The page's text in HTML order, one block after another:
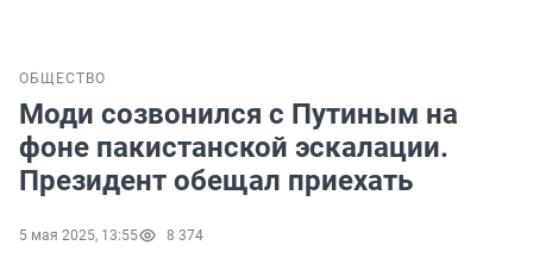
ОБЩЕСТВО
Моди созвонился с Путиным на
фоне пакистанской эскалации.
Президент обещал приехать
5 мая 2025, 13:55 8 374